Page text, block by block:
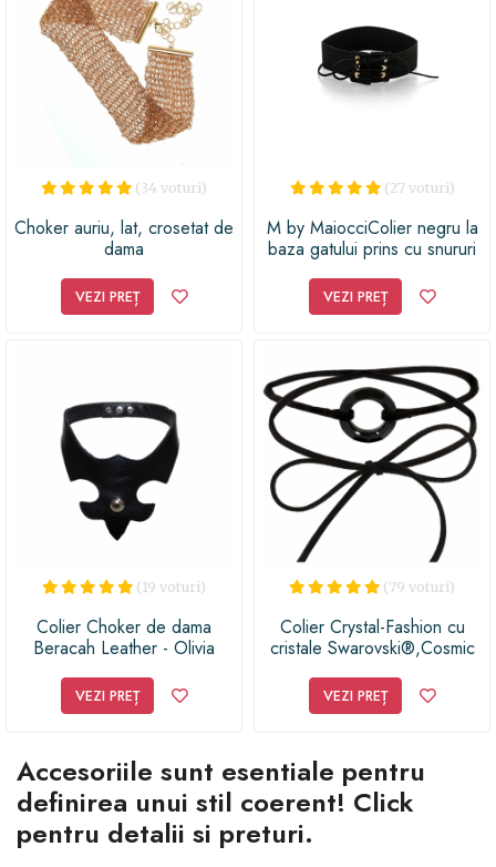
(34 voturi)
Choker auriu, lat, crosetat de
dama
VEZI PREȚ
(27 voturi)
M by MaiocciColier negru la
baza gatului prins cu snururi
VEZI PREȚ
(19 voturi)
Colier Choker de dama
Beracah Leather - Olivia
VEZI PREȚ
(79 voturi)
Colier Crystal-Fashion cu
cristale Swarovski®,Cosmic
VEZI PREȚ
Accesoriile sunt esentiale pentru
definirea unui stil coerent! Click
pentru detalii si preturi.